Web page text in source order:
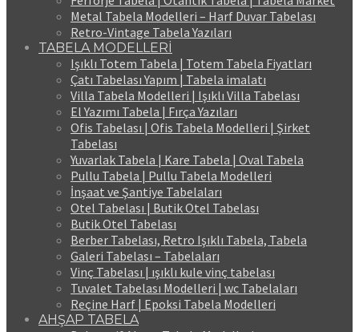
Metal Tabela Modelleri – Harf Duvar Tabelası
Retro-Vintage Tabela Yazıları
TABELA MODELLERİ
Işıklı Totem Tabela | Totem Tabela Fiyatları
Çatı Tabelası Yapım | Tabela imalatı
Villa Tabela Modelleri | Işıklı Villa Tabelası
El Yazımı Tabela | Fırça Yazıları
Ofis Tabelası | Ofis Tabela Modelleri | Şirket
Tabelası
Yuvarlak Tabela | Kare Tabela | Oval Tabela
Pullu Tabela | Pullu Tabela Modelleri
İnşaat ve Şantiye Tabelaları
Otel Tabelası | Butik Otel Tabelası
Butik Otel Tabelası
Berber Tabelası, Retro Işıklı Tabela, Tabela
Galeri Tabelası – Tabelaları
Vinç Tabelası | ışıklı kule vinç tabelası
Tuvalet Tabelası Modelleri | wc Tabelaları
Reçine Harf | Epoksi Tabela Modelleri
AHŞAP TABELA